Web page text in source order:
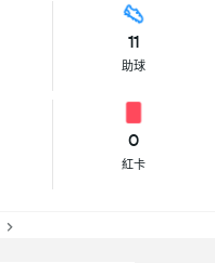
11
助球
0
紅卡